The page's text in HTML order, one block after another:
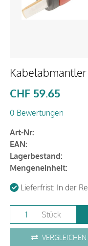
CHF 59.65
0 Bewertungen
Art-Nr:
EAN:
Lagerbestand:
Mengeneinheit:
Lieferfrist: In der
Stück
VERGLEICHEN